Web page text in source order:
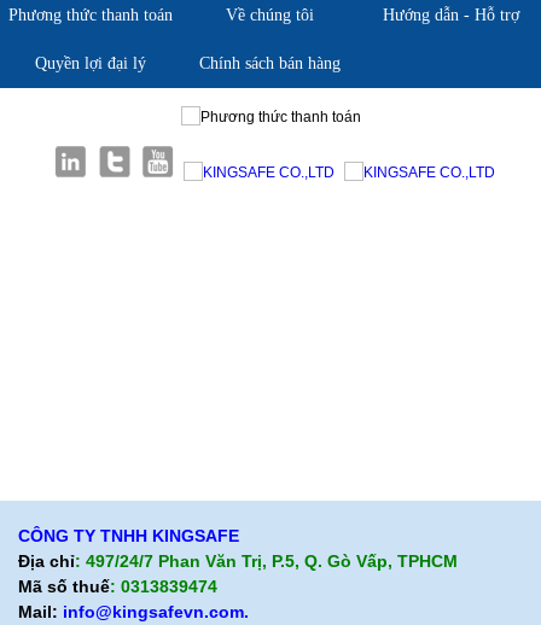
Phương thức thanh toán Về chúng tôi Hướng dẫn - Hỗ trợ
Quyền lợi đại lý Chính sách bán hàng
CÔNG TY TNHH KINGSAFE
Địa chỉ: 497/24/7 Phan Văn Trị, P.5, Q. Gò Vấp, TPHCM
Mã số thuế: 0313839474
Mail: info@kingsafevn.com.